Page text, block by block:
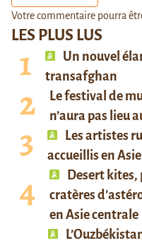
LES PLUS LUS
Un nouvel
transafghan
Le festival de
n’aura pas lieu
Les artistes
accueillis en
Desert
cratères
en Asie centrale
Votre commentaire pourra